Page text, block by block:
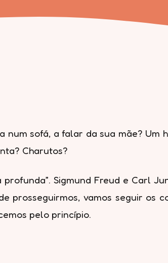
num sofá, a falar da sua mãe? Um
Charutos?
Sigmund Freud e Carl
prosseguirmos, vamos seguir os
pelo princípio.